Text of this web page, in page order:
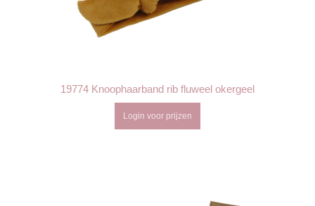
19774 Knoophaarband rib fluweel okergeel
Login voor prijzen